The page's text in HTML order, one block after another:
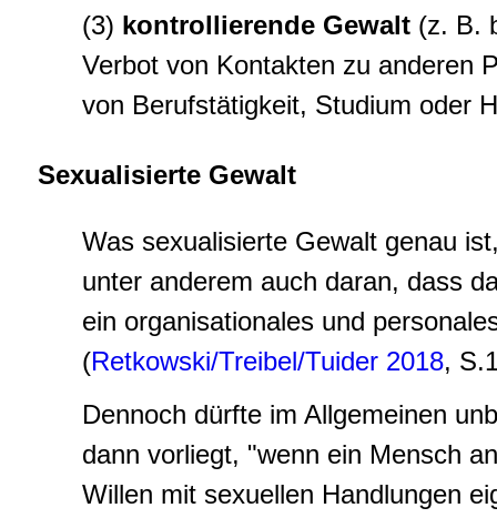
(3) kontrollierende Gewalt (z. B.
Verbot von Kontakten zu anderen
von Berufstätigkeit, Studium oder
Sexualisierte Gewalt
Was sexualisierte Gewalt genau
unter anderem auch daran, dass
ein organisationales und
(Retkowski/Treibel/Tuider 2018,
Dennoch dürfte im Allgemeinen
dann vorliegt, "wenn ein Mensch
Willen mit sexuellen Handlungen